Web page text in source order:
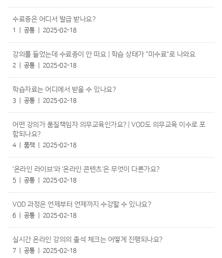
1 공통
수료증은 어디서 발급 받나요?
2025-02-18
2 공통
강의를 들었는데 수료증이 안 떠요 | 학습 상태가 "미수료"로 나와요
2025-02-18
3 공통
학습자료는 어디에서 받을 수 있나요?
2025-02-18
4 품책
어떤 강의가 품질책임자 의무교육인가요? | VOD도 의무교육 이수로 포
함되나요?
2025-02-18
5 공통
'온라인 라이브'와 '온라인 콘텐츠'은 무엇이 다른가요?
2025-02-18
6 공통
VOD 과정은 언제부터 언제까지 수강할 수 있나요?
2025-02-18
7 공통
실시간 온라인 강의의 출석 체크는 어떻게 진행되나요?
2025-02-18